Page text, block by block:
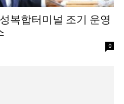
복합터미널 조기 운영
0